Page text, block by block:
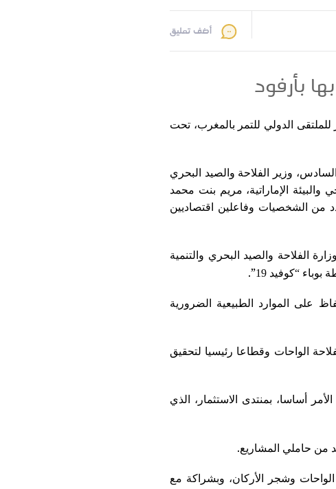
أضف تعليق
للملتقى الدولي للتمر بالمغرب، تحت
وزير الفلاحة والصيد البحري
الإماراتية، مريم بنت محمد
من الشخصيات وفاعلين اقتصاديين
الفلاحة والصيد البحري والتنمية
“كوفيد 19
”.
على الموارد الطبيعية الضرورية
الواحات وقطاعا رئيسيا لتحقيق
أساسا، بمنتدى الاستثمار، الذي
من حاملي المشاريع.
وشجر الأركان، وبشراكة مع